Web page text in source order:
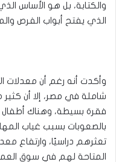
والكتابة، بل هو الأساس
الذي يفتح أبواب الفرص
وأكدت أنه رغم أن معدلات
شاملة في مصر، إلا أن كثير
فقرة بسيطة، وهناك
بالصعوبات بسبب غياب
تعثرهم دراسيًا، وارتفاع
المتاحة لهم في سوق